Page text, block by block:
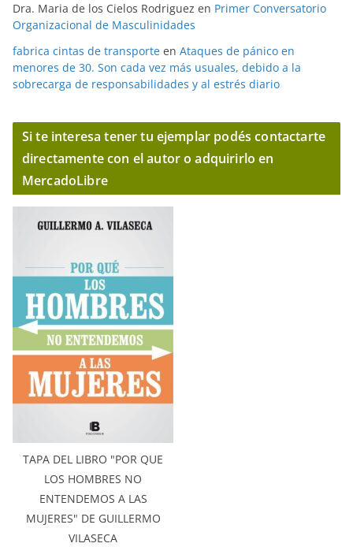
Dra. Maria de los Cielos Rodriguez en Primer Conversatorio
Organizacional de Masculinidades
fabrica cintas de transporte en Ataques de pánico en
menores de 30. Son cada vez más usuales, debido a la
sobrecarga de responsabilidades y al estrés diario
Si te interesa tener tu ejemplar podés contactarte
directamente con el autor o adquirirlo en
MercadoLibre
TAPA DEL LIBRO "POR QUE
LOS HOMBRES NO
ENTENDEMOS A LAS
MUJERES" DE GUILLERMO
VILASECA